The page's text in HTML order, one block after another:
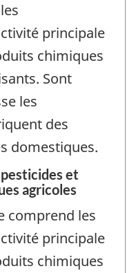
principale
chimiques
Sont
les
des
domestiques.
et
agricoles
comprend les
principale
chimiques